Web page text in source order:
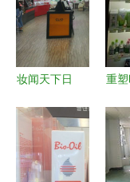
妆闻天下日
化妆品店与
电商并进，
家用电器销
重
人
店
得家